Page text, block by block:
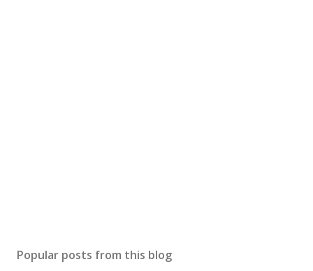
Popular posts from this blog